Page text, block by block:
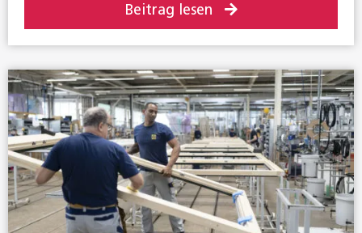
Beitrag lesen